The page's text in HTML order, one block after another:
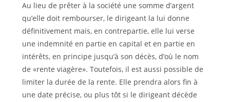
Au lieu de prêter à la société une somme d’argent
qu’elle doit rembourser, le dirigeant la lui donne
définitivement mais, en contrepartie, elle lui verse
une indemnité en partie en capital et en partie en
intérêts, en principe jusqu’à son décès, d’où le nom
de «rente viagère». Toutefois, il est aussi possible de
limiter la durée de la rente. Elle prendra alors fin à
une date précise, ou plus tôt si le dirigeant décède